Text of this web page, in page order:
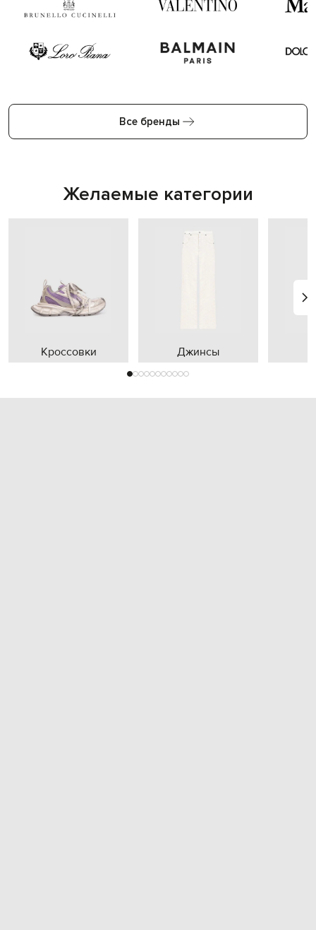
Все бренды
Желаемые категории
Кроссовки Джинсы